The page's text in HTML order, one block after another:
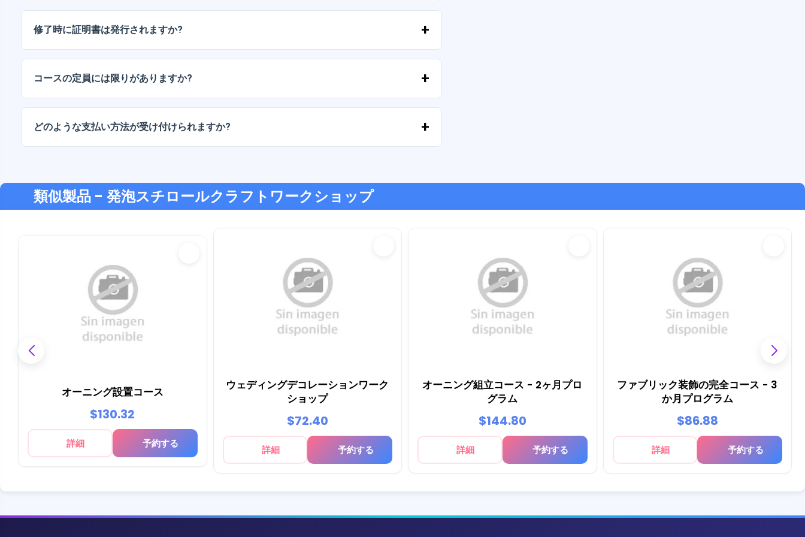
修了時に証明書は発行されますか?
コースの定員には限りがありますか?
どのような支払い方法が受け付けられますか?
類似製品 - 発泡スチロールクラフトワークショップ
オーニング設置コース
$130.32
詳細 予約する
ウェディングデコレーションワーク
ショップ
$72.40
詳細 予約する
オーニング組立コース - 2ヶ月プロ
グラム
$144.80
詳細 予約する
ファブリック装飾の完全コース - 3
か月プログラム
$86.88
詳細 予約する